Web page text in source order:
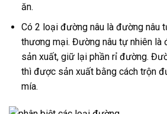
ăn.
Có 2 loại đường nâu là đường nâu
thương mại. Đường nâu tự nhiên là
sản xuất, giữ lại phần rỉ đường.
thì được sản xuất bằng cách trộn
mía.